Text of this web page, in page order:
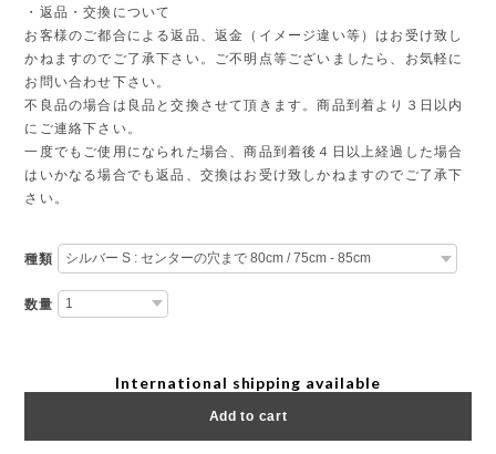
・返品・交換について
お客様のご都合による返品、返金（イメージ違い等）はお受け致し
かねますのでご了承下さい。ご不明点等ございましたら、お気軽に
お問い合わせ下さい。
不良品の場合は良品と交換させて頂きます。商品到着より３日以内
にご連絡下さい。
一度でもご使用になられた場合、商品到着後４日以上経過した場合
はいかなる場合でも返品、交換はお受け致しかねますのでご了承下
さい。
種類
数量
International shipping available
Add to cart